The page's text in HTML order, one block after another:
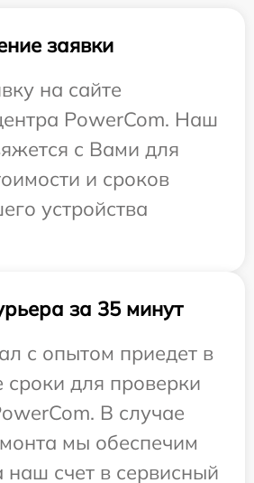
заявки
на сайте
PowerCom. Наш
с Вами для
и сроков
устройства
за 35 минут
с опытом приедет в
сроки для проверки
В случае
мы обеспечим
наш счет в сервисный